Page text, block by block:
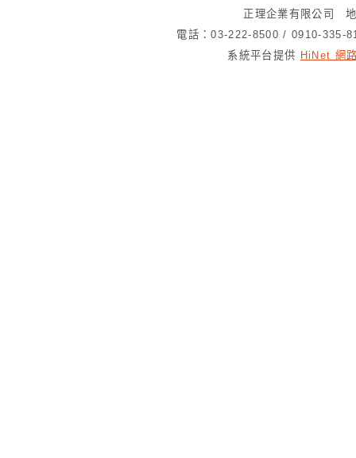
正理企業有限公司
電話：03-222-8500 / 0910-
系統平台提供 HiNet 網